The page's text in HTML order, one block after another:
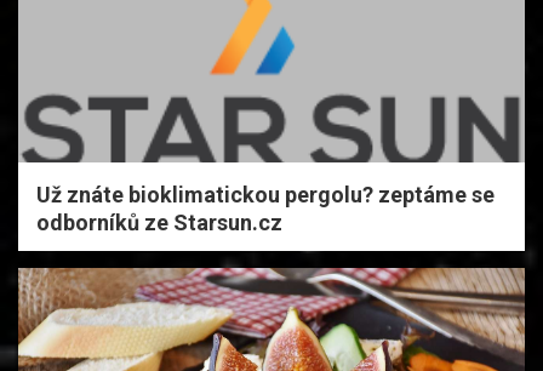
Už znáte bioklimatickou pergolu? zeptáme se
odborníků ze Starsun.cz